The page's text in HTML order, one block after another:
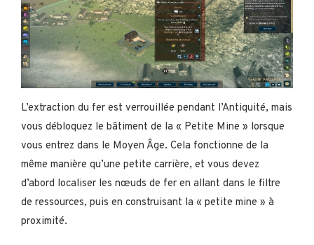
L’extraction du fer est verrouillée pendant l’Antiquité, mais
vous débloquez le bâtiment de la « Petite Mine » lorsque
vous entrez dans le Moyen Âge. Cela fonctionne de la
même manière qu’une petite carrière, et vous devez
d’abord localiser les nœuds de fer en allant dans le filtre
de ressources, puis en construisant la « petite mine » à
proximité.